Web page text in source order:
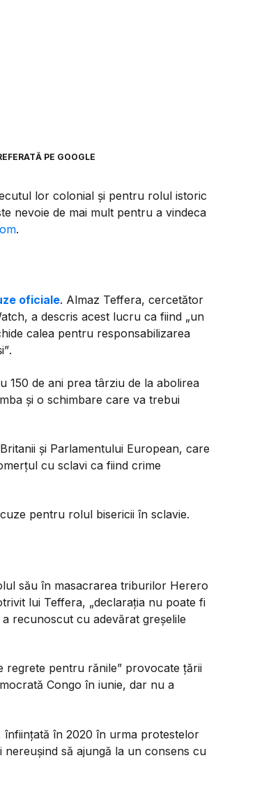
PE GOOGLE
lor colonial și pentru rolul istoric
nevoie de mai mult pentru a vindeca
.
oficiale. Almaz Teffera, cercetător
a descris acest lucru ca fiind „un
calea pentru responsabilizarea
.
150 de ani prea târziu de la abolirea
și o schimbare care va trebui
și Parlamentului European, care
cu sclavi ca fiind crime
pentru rolul bisericii în sclavie.
său în masacrarea triburilor Herero
lui Teffera, „declarația nu poate fi
recunoscut cu adevărat greșelile
regrete pentru rănile” provocate țării
Congo în iunie, dar nu a
înființată în 2020 în urma protestelor
să ajungă la un consens cu